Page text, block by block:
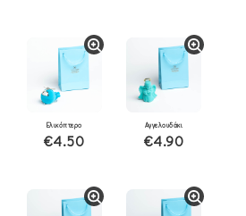
Ελικόπτερο
€4.50
Αγγελουδάκι
€4.90